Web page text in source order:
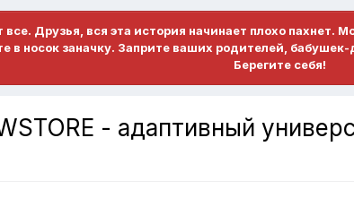
все. Друзья, вся эта история начинает плохо
в носок заначку. Заприте ваших родителей,
Берегите себя!
- адаптивный